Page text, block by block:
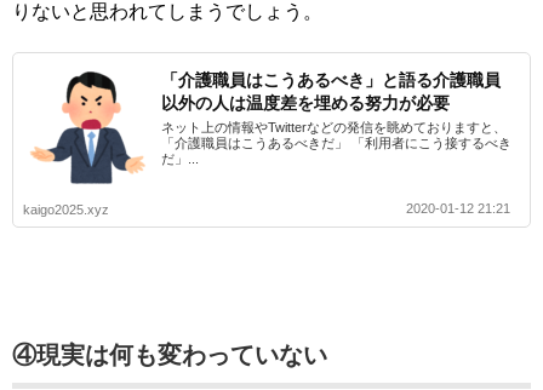
りないと思われてしまうでしょう。
「介護職員はこうあるべき」と語る介護職員
以外の人は温度差を埋める努力が必要
ネット上の情報やTwitterなどの発信を眺めておりますと、
「介護職員はこうあるべきだ」 「利用者にこう接するべき
だ」...
kaigo2025.xyz 2020-01-12 21:21
④現実は何も変わっていない